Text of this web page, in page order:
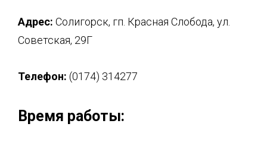
Адрес: Солигорск, гп. Красная Слобода, ул.
Советская, 29Г
Телефон: (0174) 314277
Время работы: